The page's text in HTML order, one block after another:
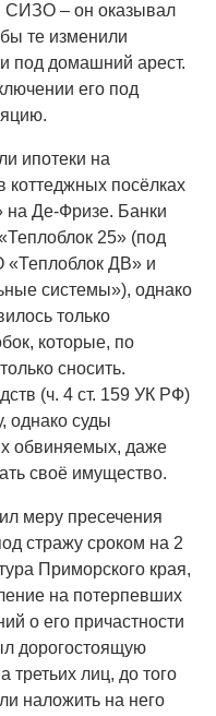
СИЗО – он оказывал
те изменили
под домашний арест.
его под
ипотеки на
коттеджных посёлках
Де-Фризе. Банки
25» (под
«Теплоблок ДВ» и
системы»), однако
только
которые, по
сносить.
(ч. 4 ст. 159 УК РФ)
однако суды
обвиняемых, даже
своё имущество.
меру пресечения
стражу сроком на 2
Приморского края,
на потерпевших
о его причастности
дорогостоящую
третьих лиц, до того
наложить на него